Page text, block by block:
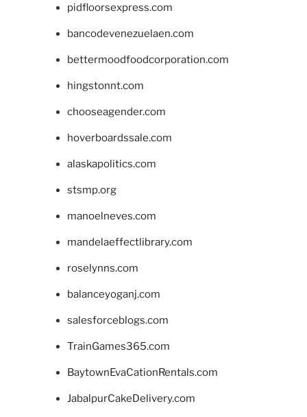
pidfloorsexpress.com
bancodevenezuelaen.com
bettermoodfoodcorporation.com
hingstonnt.com
chooseagender.com
hoverboardssale.com
alaskapolitics.com
stsmp.org
manoelneves.com
mandelaeffectlibrary.com
roselynns.com
balanceyoganj.com
salesforceblogs.com
TrainGames365.com
BaytownEvaCationRentals.com
JabalpurCakeDelivery.com